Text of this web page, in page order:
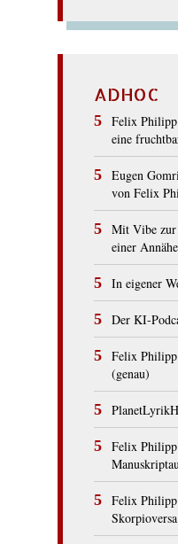
ADHOC
Felix
eine
Eugen
von Felix
Mit Vibe zur
einer
In eigener
Der KI-
Felix
(genau)
Felix
Felix
Skorpioversa